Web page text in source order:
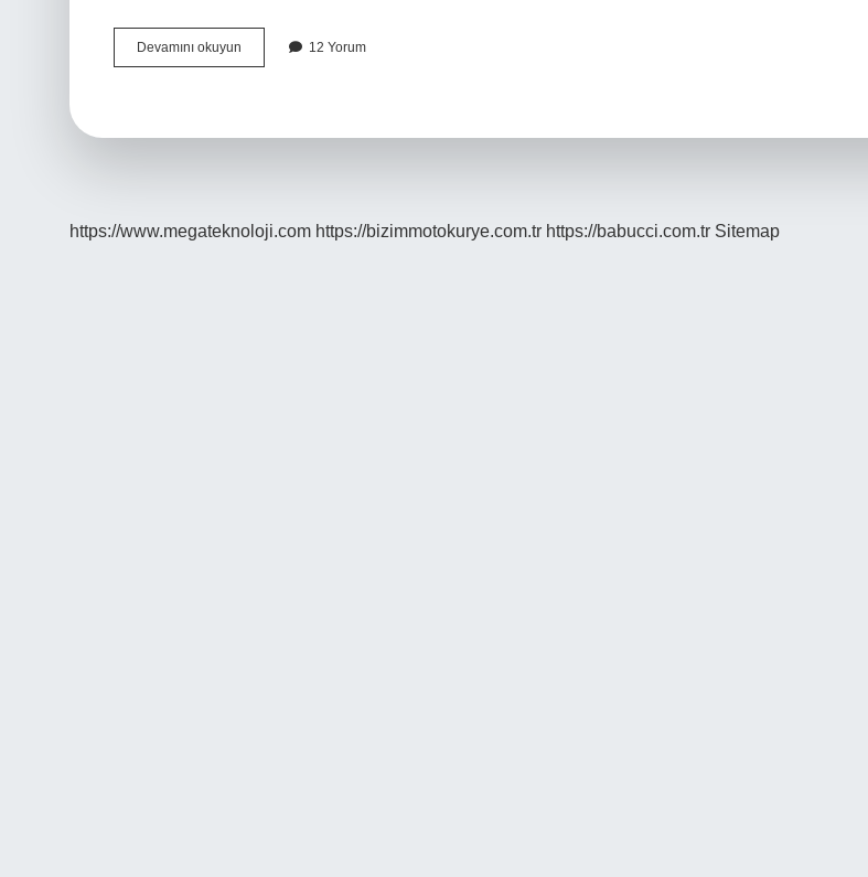
Devamını okuyun
Benim
12 Yorum
https://www.megateknoloji.com https://bizimmotokurye.com.tr https://babucci.com.tr Sitemap